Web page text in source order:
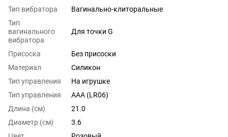
Тип вибратора
Вагинально-клиторальные
Тип
вагинального
вибратора
Для точки G
Присоска
Без присоски
Материал
Силикон
Тип управления
На игрушке
Тип управления
AAA (LR06)
Длина (см)
21.0
Диаметр (см)
3.6